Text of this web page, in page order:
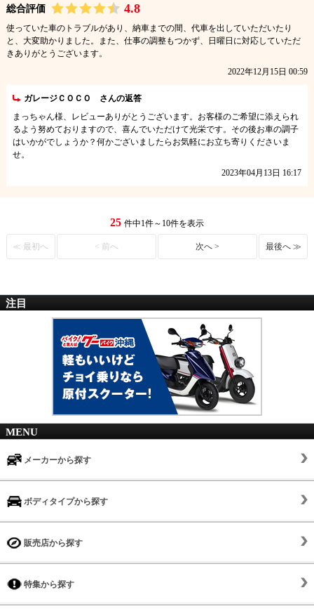
総合評価 4.8
使っていた車のトラブルがあり、納車までの間、代車を出していただいたり
と、大変助かりました。また、仕事の調整もつかず、日曜日に対応していただ
きありがとうございます。
2022年12月15日 00:59
ガレージＣＯＣＯ さんの返答
まっちゃん様、レビューありがとうございます。お客様のご希望に添えられ
るよう努めておりますので、喜んでいただけて光栄です。その後お車の調子
はいかがでしょうか？何かございましたらお気軽にお立ち寄りくださいま
せ。
2023年04月13日 16:17
25 件中1件～10件を表示
≪ 最初へ < 前へ 次へ > 最後へ ≫
注目
MENU
メーカーから探す
ボディタイプから探す
販売店から探す
特集から探す